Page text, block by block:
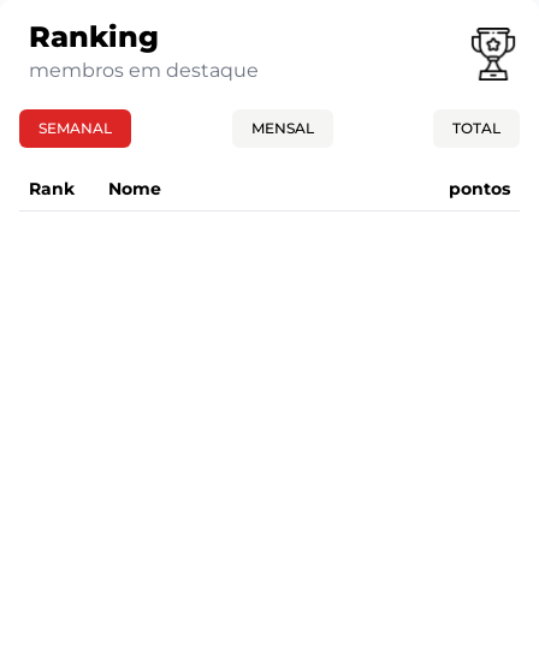
Ranking
membros em destaque
SEMANAL MENSAL TOTAL
Rank Nome pontos